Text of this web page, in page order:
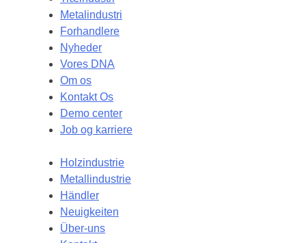
Metalindustri
Forhandlere
Nyheder
Vores DNA
Om os
Kontakt Os
Demo center
Job og karriere
Holzindustrie
Metallindustrie
Händler
Neuigkeiten
Über-uns